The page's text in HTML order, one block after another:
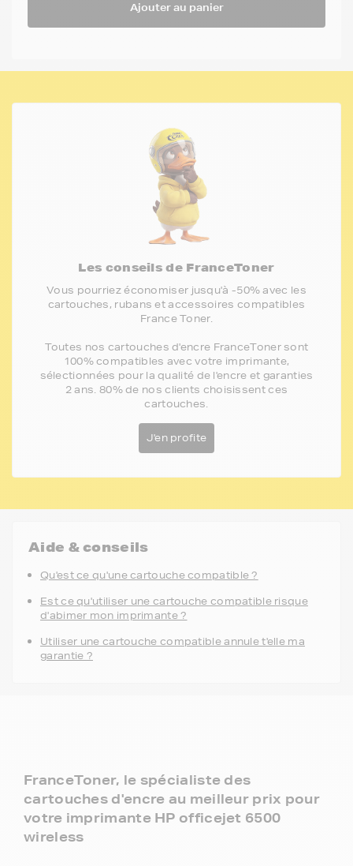
Ajouter au panier
Les conseils de FranceToner
Vous pourriez économiser jusqu'à -50% avec les
cartouches, rubans et accessoires compatibles
France Toner.
Toutes nos cartouches d'encre FranceToner sont
100% compatibles avec votre imprimante,
sélectionnées pour la qualité de l'encre et garanties
2 ans. 80% de nos clients choisissent ces
cartouches.
J'en profite
Aide & conseils
Qu'est ce qu'une cartouche compatible ?
Est ce qu'utiliser une cartouche compatible risque
d'abimer mon imprimante ?
Utiliser une cartouche compatible annule t'elle ma
garantie ?
FranceToner, le spécialiste des
cartouches d'encre au meilleur prix pour
votre imprimante HP officejet 6500
wireless